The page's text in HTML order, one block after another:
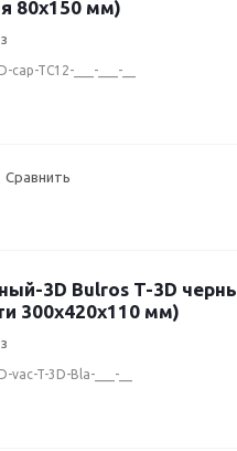
80х150 мм)
TC12-___-___-__
Сравнить
3D Bulros T-3D
300x420х110 мм)
T-3D-Bla-___-__